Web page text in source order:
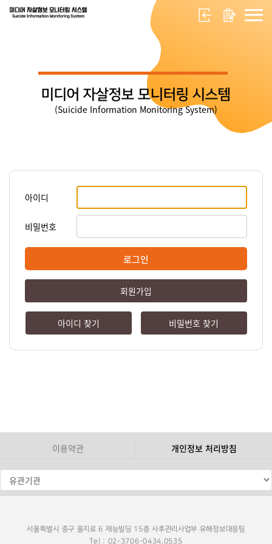
미디어 자살정보 모니터링 시스템
(Suicide Information Monitoring System)
아이디
비밀번호
로그인
회원가입
아이디 찾기 비밀번호 찾기
이용약관 개인정보 처리방침
서울특별시 중구 을지로 6 재능빌딩 15층 사후관리사업부 유해정보대응팀
Tel : 02-3706-0434,0535